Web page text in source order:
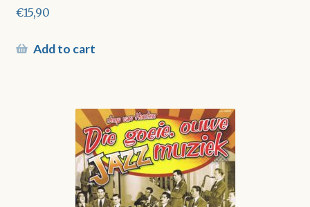
€15,90
Add to cart